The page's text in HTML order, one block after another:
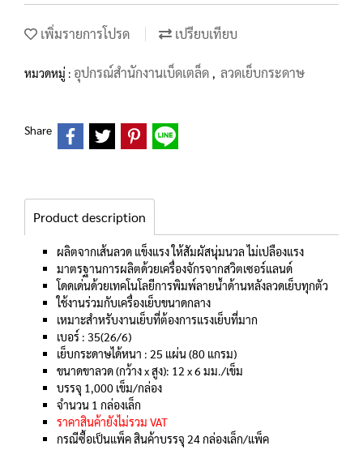
เพิ่มรายการโปรด เปรียบเทียบ
หมวดหมู่ : อุปกรณ์สำนักงานเบ็ดเตล็ด , ลวดเย็บกระดาษ
Share
Product description
ผลิตจากเส้นลวด แข็งแรง ให้สัมผัสนุ่มนวล ไม่เปลืองแรง
มาตรฐานการผลิตด้วยเครื่องจักรจากสวิตเซอร์แลนด์
โดดเด่นด้วยเทคโนโลยีการพิมพ์ลายน้ำด้านหลังลวดเย็บทุกตัว
ใช้งานร่วมกับเครื่องเย็บขนาดกลาง
เหมาะสำหรับงานเย็บที่ต้องการแรงเย็บที่มาก
เบอร์ : 35(26/6)
เย็บกระดาษได้หนา : 25 แผ่น (80 แกรม)
ขนาดขาลวด (กว้าง x สูง): 12 x 6 มม./เข็ม
บรรจุ 1,000 เข็ม/กล่อง
จำนวน 1 กล่องเล็ก
ราคาสินค้ายังไม่รวม VAT
กรณีซื้อเป็นแพ็ค สินค้าบรรจุ 24 กล่องเล็ก/แพ็ค